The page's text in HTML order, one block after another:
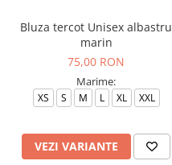
Bluza tercot Unisex albastru
marin
75,00 RON
Marime:
XS S M L XL XXL
VEZI VARIANTE